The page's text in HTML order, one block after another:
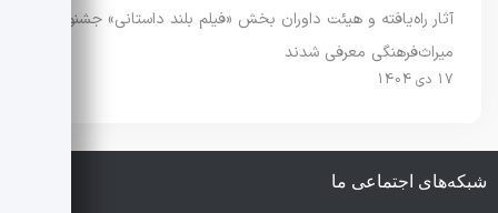
آثار راه‌یافته و هیئت داوران بخش «فیلم بلند داستانی» جشنواره
میراث‌فرهنگی معرفی شدند
17 دی 1404
شبکه‌های اجتماعی ما